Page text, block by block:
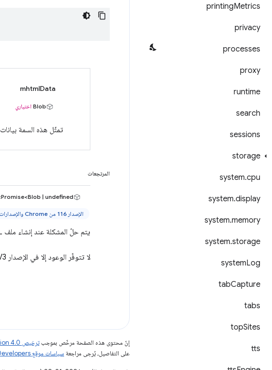
printingMetrics
privacy
processes
proxy
runtime
search
sessions
storage
system.cpu
system.display
system.memory
system.storage
systemLog
tabCapture
tabs
topSites
tts
mhtmlData
Blob اختياري
تمثّل هذه السمة بيانات MHTML ككائن ثنائي كبير.
المرتجعات
Promise<Blob | undefined>
الإصدار 116 من Chrome والإصدارات الأحدث
يتم حلّ المشكلة عند إنشاء ملف MHTML.
لا تتوفّر الوعود إلا في الإصدار Manifest V3 والإصدارات الأحدث، ويجب أن تستخدم المنصات الأخرى عمليات رد الاتصال.
إنّ محتوى هذه الصفحة مرخّص بموجبترخيص Creative Commons Attribution 4.0‏
على التفاصيل، يُرجى مراجعة سياسات موقع Google Developers‏